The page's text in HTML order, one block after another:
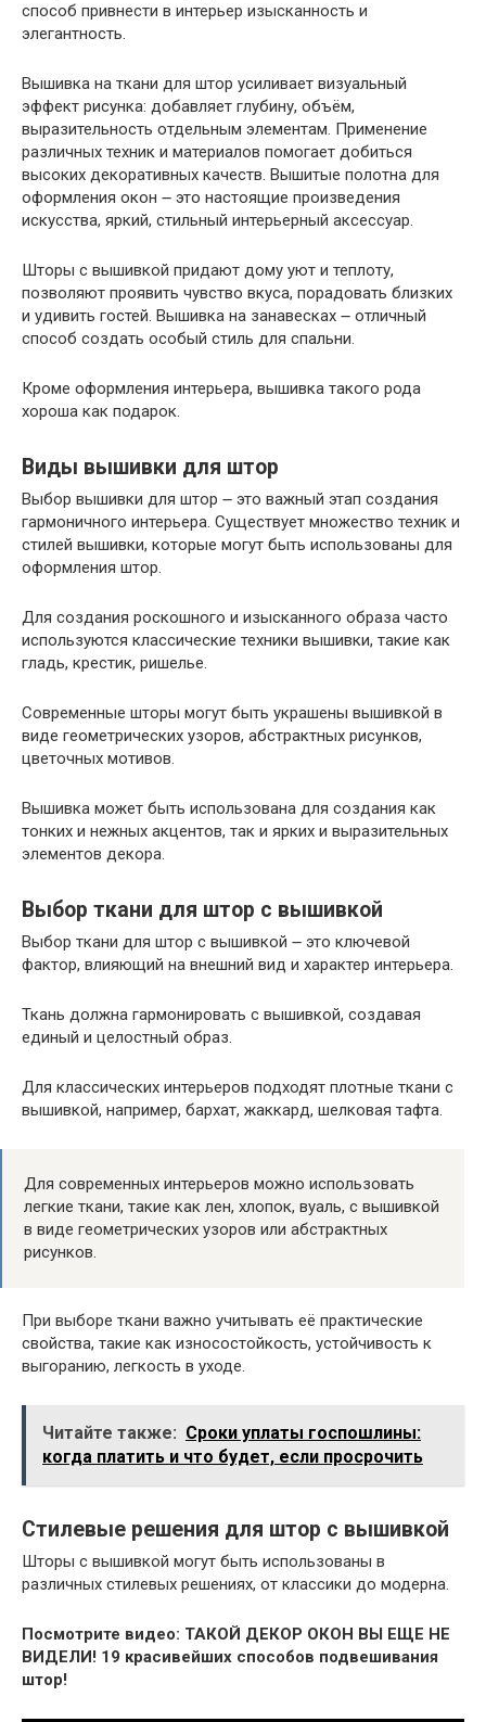
способ привнести в интерьер изысканность и
элегантность.
Вышивка на ткани для штор усиливает визуальный
эффект рисунка: добавляет глубину, объём,
выразительность отдельным элементам. Применение
различных техник и материалов помогает добиться
высоких декоративных качеств. Вышитые полотна для
оформления окон ౼ это настоящие произведения
искусства, яркий, стильный интерьерный аксессуар.
Шторы с вышивкой придают дому уют и теплоту,
позволяют проявить чувство вкуса, порадовать близких
и удивить гостей. Вышивка на занавесках ౼ отличный
способ создать особый стиль для спальни.
Кроме оформления интерьера, вышивка такого рода
хороша как подарок.
Виды вышивки для штор
Выбор вышивки для штор ౼ это важный этап создания
гармоничного интерьера. Существует множество техник и
стилей вышивки, которые могут быть использованы для
оформления штор.
Для создания роскошного и изысканного образа часто
используются классические техники вышивки, такие как
гладь, крестик, ришелье.
Современные шторы могут быть украшены вышивкой в
виде геометрических узоров, абстрактных рисунков,
цветочных мотивов.
Вышивка может быть использована для создания как
тонких и нежных акцентов, так и ярких и выразительных
элементов декора.
Выбор ткани для штор с вышивкой
Выбор ткани для штор с вышивкой ౼ это ключевой
фактор, влияющий на внешний вид и характер интерьера.
Ткань должна гармонировать с вышивкой, создавая
единый и целостный образ.
Для классических интерьеров подходят плотные ткани с
вышивкой, например, бархат, жаккард, шелковая тафта.
Для современных интерьеров можно использовать
легкие ткани, такие как лен, хлопок, вуаль, с вышивкой
в виде геометрических узоров или абстрактных
рисунков.
При выборе ткани важно учитывать её практические
свойства, такие как износостойкость, устойчивость к
выгоранию, легкость в уходе.
Читайте также: Сроки уплаты госпошлины:
когда платить и что будет, если просрочить
Стилевые решения для штор с вышивкой
Шторы с вышивкой могут быть использованы в
различных стилевых решениях, от классики до модерна.
Посмотрите видео: ТАКОЙ ДЕКОР ОКОН ВЫ ЕЩЕ НЕ
ВИДЕЛИ! 19 красивейших способов подвешивания
штор!